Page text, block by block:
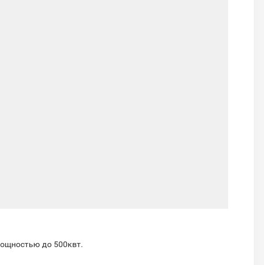
до 500квт.